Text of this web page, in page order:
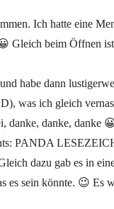
Ich hatte eine
beim Öffnen
habe dann
was ich gleich
danke, danke, danke
PANDA
dazu gab es in
es sein könnte. 😉